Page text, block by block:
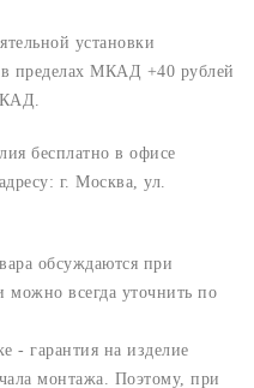
установки
в пределах МКАД +40 рублей
бесплатно в офисе
г. Москва, ул.
обсуждаются при
можно всегда уточнить по
- гарантия на изделие
монтажа. Поэтому, при